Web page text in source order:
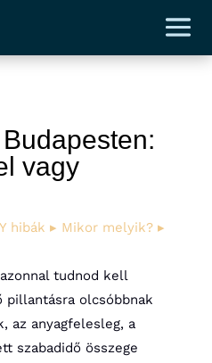
vagy
hibák ▸ Mikor melyik? ▸
tudnod kell
pillantásra olcsóbbnak
az anyagfelesleg, a
szabadidő összege